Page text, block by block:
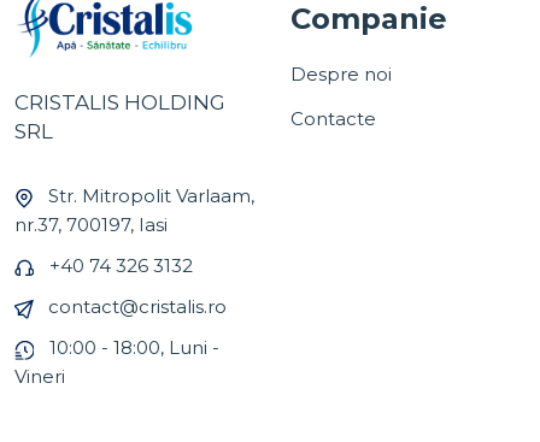
CRISTALIS HOLDING
SRL
Str. Mitropolit Varlaam,
nr.37, 700197, Iasi
+40 74 326 3132
contact@cristalis.ro
10:00 - 18:00, Luni -
Vineri
Companie
Despre noi
Contacte